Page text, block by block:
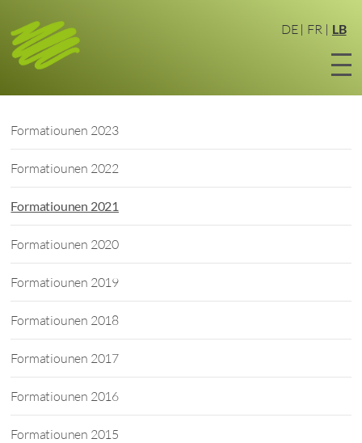
DE FR LB
Formatiounen 2023
Formatiounen 2022
Formatiounen 2021
Formatiounen 2020
Formatiounen 2019
Formatiounen 2018
Formatiounen 2017
Formatiounen 2016
Formatiounen 2015